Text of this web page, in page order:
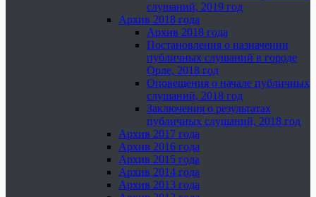
слушаний, 2019 год
Архив 2018 года
Архив 2018 года
Постановления о назначении
публичных слушаний в городе
Орле, 2018 год
Оповещения о начале публичных
слушаний, 2018 год
Заключения о результатах
публичных слушаний, 2018 год
Архив 2017 года
Архив 2016 года
Архив 2015 года
Архив 2014 года
Архив 2013 года